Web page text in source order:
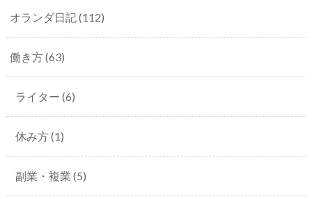
オランダ日記(112)
働き方(63)
ライター (6)
休み方(1)
副業・複業 (5)